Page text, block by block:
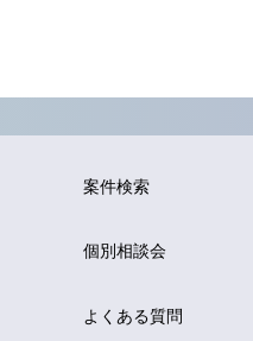
案件検索
個別相談会
よくある質問